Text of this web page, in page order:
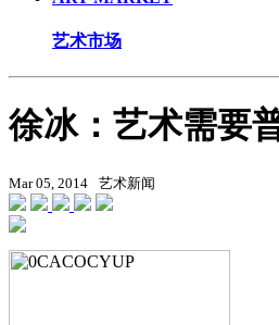
艺术市场
徐冰：艺术需要
Mar 05, 2014 艺术新闻